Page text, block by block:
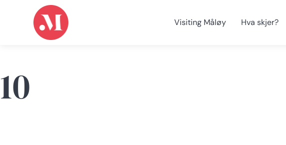
Visiting Måløy Hva skjer?
10